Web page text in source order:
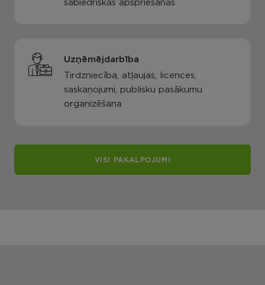
sabiedriskās apspriešanas
Uzņēmējdarbība
Tirdzniecība, atļaujas, licences,
saskaņojumi, publisku pasākumu
organizēšana
VISI PAKALPOJUMI